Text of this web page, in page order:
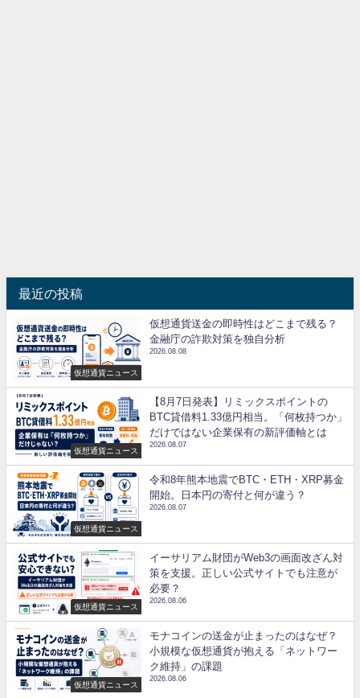
最近の投稿
仮想通貨ニュース
仮想通貨送金の即時性はどこまで残る？
金融庁の詐欺対策を独自分析
2026.08.08
仮想通貨ニュース
【8月7日発表】リミックスポイントの
BTC貸借料1.33億円相当。「何枚持つか」
だけではない企業保有の新評価軸とは
2026.08.07
仮想通貨ニュース
令和8年熊本地震でBTC・ETH・XRP募金
開始。日本円の寄付と何が違う？
2026.08.07
仮想通貨ニュース
イーサリアム財団がWeb3の画面改ざん対
策を支援。正しい公式サイトでも注意が
必要？
2026.08.06
仮想通貨ニュース
モナコインの送金が止まったのはなぜ？
小規模な仮想通貨が抱える「ネットワー
ク維持」の課題
2026.08.06